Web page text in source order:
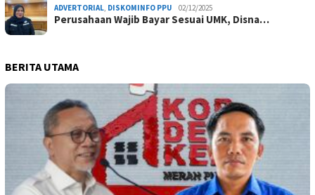
ADVERTORIAL, DISKOMINFO PPU 02/12/2025
Perusahaan Wajib Bayar Sesuai UMK, Disna…
BERITA UTAMA